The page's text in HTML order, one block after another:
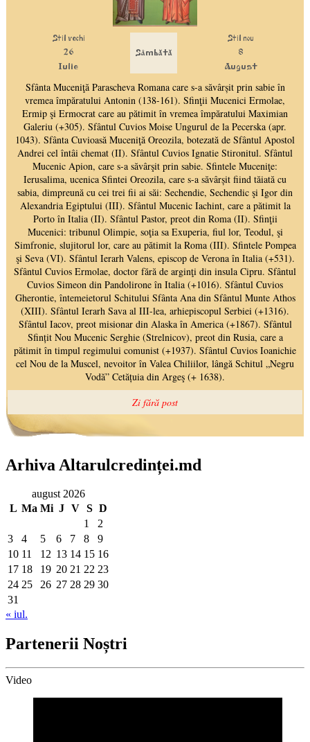
Arhiva Altarulcredinței.md
august 2026
L Ma Mi J V S D
1
2
3
4 5 6 7 8
9
10 11 12 13 14 15 16
17 18 19 20 21 22 23
24 25 26 27 28 29 30
31
« iul.
Partenerii Noștri
Video